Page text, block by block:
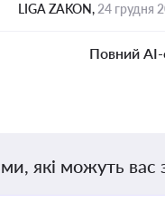
LIGA ZAKON, 24 грудня
Повний AI-
які можуть вас